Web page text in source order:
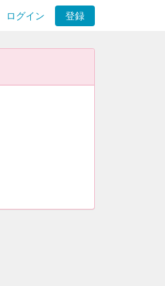
ログイン
登録